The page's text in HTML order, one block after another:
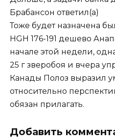
Брабансон ответил(а)
Тоже будет назначена
HGH 176-191 дешево
начале этой недели,
25 г зверобоя и вчера
Канады Полоз выразил
относительно
обязан прилагать.
Добавить